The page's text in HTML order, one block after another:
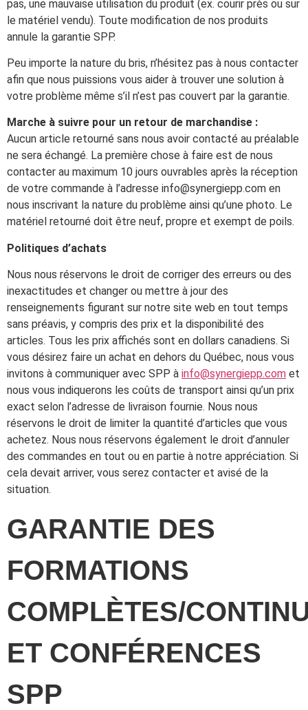
pas, une mauvaise utilisation du produit (ex. courir près ou sur
le matériel vendu). Toute modification de nos produits
annule la garantie SPP.
Peu importe la nature du bris, n’hésitez pas à nous contacter
afin que nous puissions vous aider à trouver une solution à
votre problème même s’il n’est pas couvert par la garantie.
Marche à suivre pour un retour de marchandise :
Aucun article retourné sans nous avoir contacté au préalable
ne sera échangé. La première chose à faire est de nous
contacter au maximum 10 jours ouvrables après la réception
de votre commande à l’adresse info@synergiepp.com en
nous inscrivant la nature du problème ainsi qu’une photo. Le
matériel retourné doit être neuf, propre et exempt de poils.
Politiques d’achats
Nous nous réservons le droit de corriger des erreurs ou des
inexactitudes et changer ou mettre à jour des
renseignements figurant sur notre site web en tout temps
sans préavis, y compris des prix et la disponibilité des
articles. Tous les prix affichés sont en dollars canadiens. Si
vous désirez faire un achat en dehors du Québec, nous vous
invitons à communiquer avec SPP à info@synergiepp.com et
nous vous indiquerons les coûts de transport ainsi qu’un prix
exact selon l’adresse de livraison fournie. Nous nous
réservons le droit de limiter la quantité d’articles que vous
achetez. Nous nous réservons également le droit d’annuler
des commandes en tout ou en partie à notre appréciation. Si
cela devait arriver, vous serez contacter et avisé de la
situation.
GARANTIE DES
FORMATIONS
COMPLÈTES/
ET CONFÉRENCES
SPP